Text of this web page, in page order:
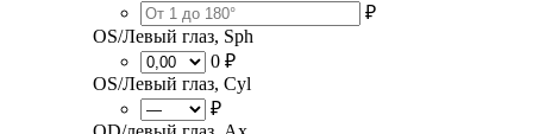
₽
OS/Левый глаз, Sph
0 ₽
OS/Левый глаз, Cyl
₽